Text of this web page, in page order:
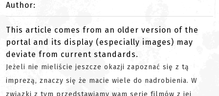
Author:
This article comes from an older version of the
portal and its display (especially images) may
deviate from current standards.
Jeżeli nie mieliście jeszcze okazji zapoznać się z tą
imprezą, znaczy się że macie wiele do nadrobienia. W
związki z tym przedstawiamy wam serie filmów z jej